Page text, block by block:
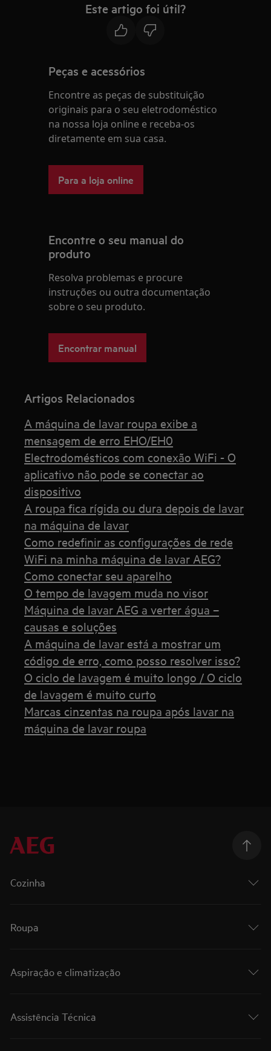
Este artigo foi útil?
Peças e acessórios
Encontre as peças de substituição
originais para o seu eletrodoméstico
na nossa loja online e receba-os
diretamente em sua casa.
Para a loja online
Encontre o seu manual do
produto
Resolva problemas e procure
instruções ou outra documentação
sobre o seu produto.
Encontrar manual
Artigos Relacionados
A máquina de lavar roupa exibe a
mensagem de erro EHO/EH0
Electrodomésticos com conexão WiFi - O
aplicativo não pode se conectar ao
dispositivo
A roupa fica rígida ou dura depois de lavar
na máquina de lavar
Como redefinir as configurações de rede
WiFi na minha máquina de lavar AEG?
Como conectar seu aparelho
O tempo de lavagem muda no visor
Máquina de lavar AEG a verter água –
causas e soluções
A máquina de lavar está a mostrar um
código de erro, como posso resolver isso?
O ciclo de lavagem é muito longo / O ciclo
de lavagem é muito curto
Marcas cinzentas na roupa após lavar na
máquina de lavar roupa
Cozinha
Roupa
Aspiração e climatização
Assistência Técnica